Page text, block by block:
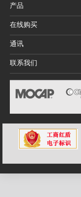
产品
在线购买
通讯
联系我们